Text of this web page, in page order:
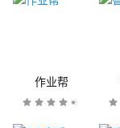
作业帮